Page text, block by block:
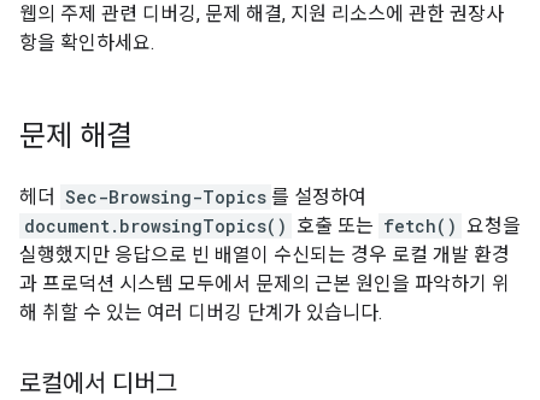
웹의 주제 관련 디버깅, 문제 해결, 지원 리소스에 관한 권장사
항을 확인하세요.
문제 해결
헤더 Sec-Browsing-Topics 를 설정하여
document.browsingTopics() 호출 또는 fetch() 요청을
실행했지만 응답으로 빈 배열이 수신되는 경우 로컬 개발 환경
과 프로덕션 시스템 모두에서 문제의 근본 원인을 파악하기 위
해 취할 수 있는 여러 디버깅 단계가 있습니다.
로컬에서 디버그